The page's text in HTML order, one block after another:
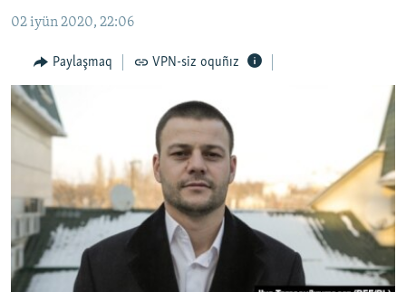
Qıdıruvğa
qaytmaq
MEDENİYET
İNSAN AQLARI
VİDEO
SÜRET
FİKİR
Русский
Українською
02 iyün 2020, 22:06
Paylaşmaq VPN-siz oquñız